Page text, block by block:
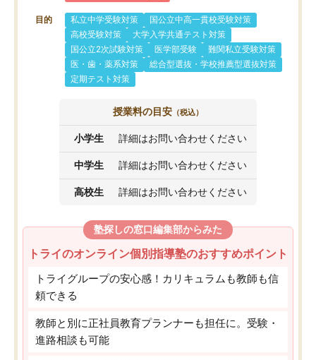
目的 私立中学受験対策
国公立中高一貫校受験対策
高校受験対策
大学入学共通テスト対策
国公立2次試験対策
医学部受験
難関私立受験対策
医・歯・薬系対策
総合型選抜・学校推薦型選抜対策
定期テスト対策
授業料の目安 （税込）
小学生 詳細はお問い合わせください
中学生 詳細はお問い合わせください
高校生 詳細はお問い合わせください
塾探しの窓口編集部からみた
トライのオンライン個別指導塾のおすすめポイント
トライグループの安心感！カリキュラムも教師も信
頼できる
教師と別に正社員教育プランナーも担任に。受験・
進路相談も可能